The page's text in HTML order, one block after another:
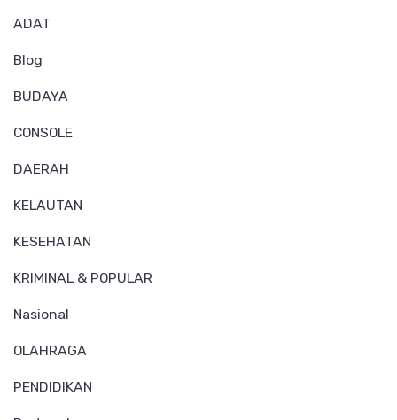
ADAT
Blog
BUDAYA
CONSOLE
DAERAH
KELAUTAN
KESEHATAN
KRIMINAL & POPULAR
Nasional
OLAHRAGA
PENDIDIKAN